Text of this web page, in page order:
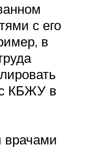
с его
в
КБЖУ в
врачами